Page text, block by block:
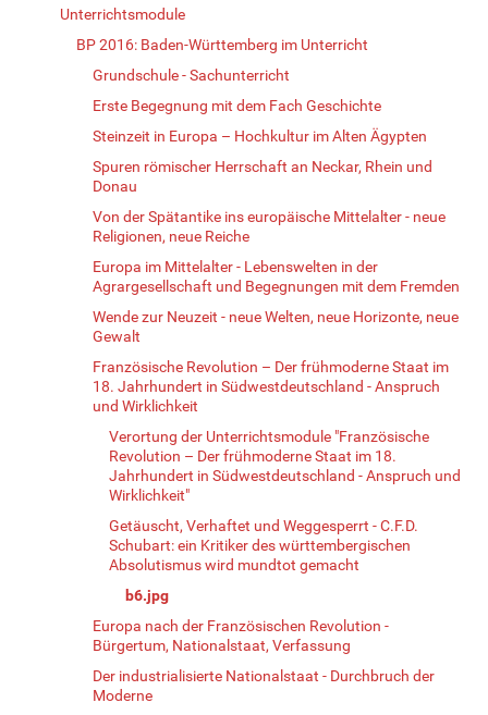
Unterrichtsmodule
BP 2016: Baden-Württemberg im Unterricht
Grundschule - Sachunterricht
Erste Begegnung mit dem Fach Geschichte
Steinzeit in Europa – Hochkultur im Alten Ägypten
Spuren römischer Herrschaft an Neckar, Rhein und
Donau
Von der Spätantike ins europäische Mittelalter - neue
Religionen, neue Reiche
Europa im Mittelalter - Lebenswelten in der
Agrargesellschaft und Begegnungen mit dem Fremden
Wende zur Neuzeit - neue Welten, neue Horizonte, neue
Gewalt
Französische Revolution – Der frühmoderne Staat im
18. Jahrhundert in Südwestdeutschland - Anspruch
und Wirklichkeit
Verortung der Unterrichtsmodule "Französische
Revolution – Der frühmoderne Staat im 18.
Jahrhundert in Südwestdeutschland - Anspruch und
Wirklichkeit"
Getäuscht, Verhaftet und Weggesperrt - C.F.D.
Schubart: ein Kritiker des württembergischen
Absolutismus wird mundtot gemacht
b6.jpg
Europa nach der Französischen Revolution -
Bürgertum, Nationalstaat, Verfassung
Der industrialisierte Nationalstaat - Durchbruch der
Moderne